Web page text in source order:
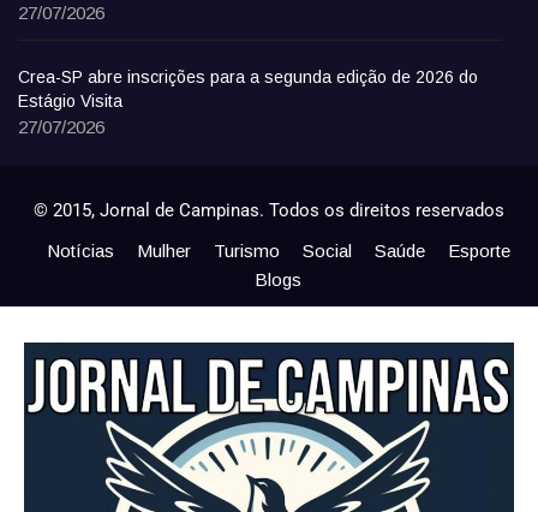
27/07/2026
Crea-SP abre inscrições para a segunda edição de 2026 do
Estágio Visita
27/07/2026
© 2015, Jornal de Campinas. Todos os direitos reservados
Notícias Mulher Turismo Social Saúde
Esporte
Blogs